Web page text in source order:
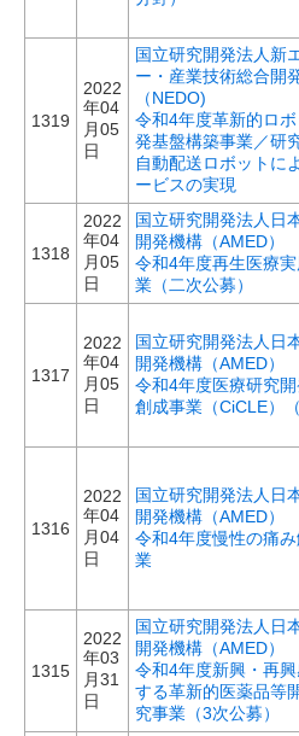
1319
2022
年04
月05
日
国立研究開発法人新
ー・産業技術総合開
（NEDO)
令和4年度革新的ロ
発基盤構築事業／研
自動配送ロボットに
ービスの実現
1318
2022
年04
月05
日
国立研究開発法人日
開発機構（AMED）
令和4年度再生医療
業（二次公募）
1317
2022
年04
月05
日
国立研究開発法人日
開発機構（AMED）
令和4年度医療研究
創成事業（CiCLE）（
1316
2022
年04
月04
日
国立研究開発法人日
開発機構（AMED）
令和4年度慢性の痛
業
1315
2022
年03
月31
日
国立研究開発法人日
開発機構（AMED）
令和4年度新興・再
する革新的医薬品等
究事業（3次公募）